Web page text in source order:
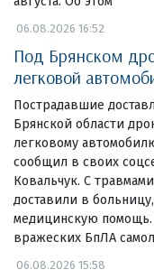
06.08.2026 16:52
Под Брянском
легковой
Пострадавшие
Брянской области
легковому
сообщил в своих
Ковальчук. С
доставили в
медицинскую помощь.
вражеских БпЛА
06.08.2026 15:58